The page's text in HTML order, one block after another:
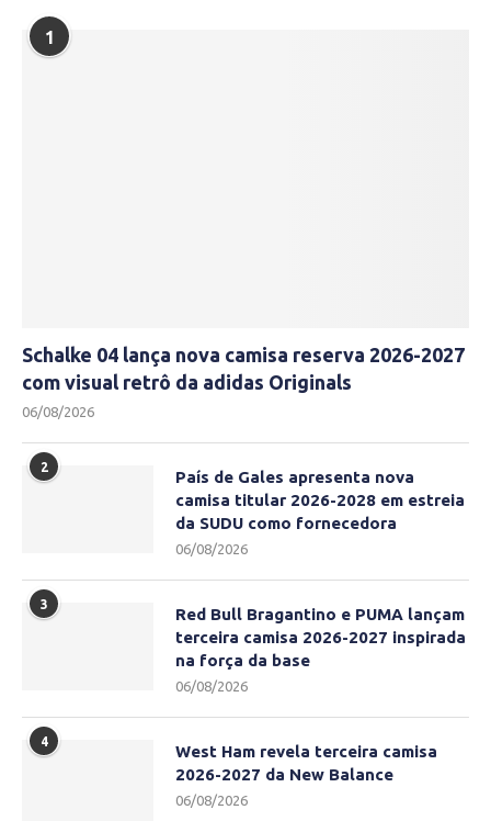
1
Schalke 04 lança nova camisa reserva 2026-2027
com visual retrô da adidas Originals
06/08/2026
2
País de Gales apresenta nova
camisa titular 2026-2028 em estreia
da SUDU como fornecedora
06/08/2026
3
Red Bull Bragantino e PUMA lançam
terceira camisa 2026-2027 inspirada
na força da base
06/08/2026
4
West Ham revela terceira camisa
2026-2027 da New Balance
06/08/2026